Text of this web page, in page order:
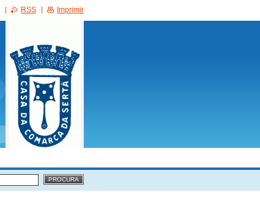
RSS Imprimir